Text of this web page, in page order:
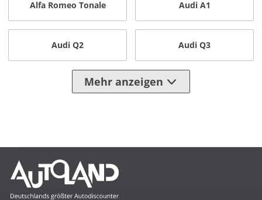
Alfa Romeo Tonale Audi A1
Audi Q2 Audi Q3
Mehr anzeigen